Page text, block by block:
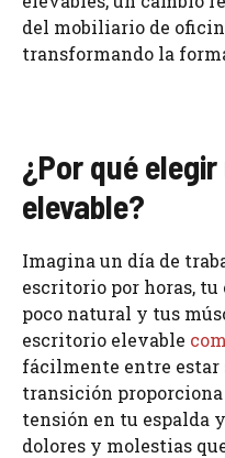
del mobiliario de
transformando la
¿Por qué
elevable?
Imagina un día de
escritorio por horas, tu
poco natural y tus
escritorio elevable
fácilmente entre estar
transición
tensión en tu espalda
dolores y molestias